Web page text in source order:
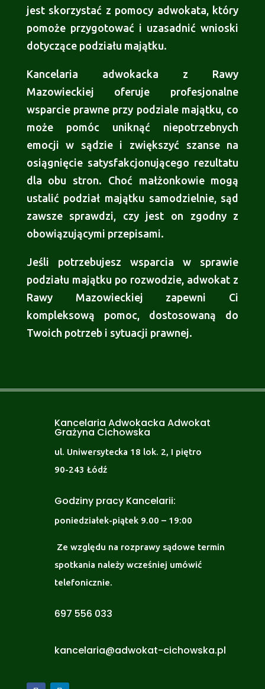
jest skorzystać z pomocy adwokata, który
pomoże przygotować i uzasadnić wnioski
dotyczące podziału majątku.
Kancelaria adwokacka z Rawy
Mazowieckiej oferuje profesjonalne
wsparcie prawne przy podziale majątku, co
może pomóc uniknąć niepotrzebnych
emocji w sądzie i zwiększyć szanse na
osiągnięcie satysfakcjonującego rezultatu
dla obu stron. Choć małżonkowie mogą
ustalić podział majątku samodzielnie, sąd
zawsze sprawdzi, czy jest on zgodny z
obowiązującymi przepisami.
Jeśli potrzebujesz wsparcia w sprawie
podziału majątku po rozwodzie, adwokat z
Rawy Mazowieckiej zapewni Ci
kompleksową pomoc, dostosowaną do
Twoich potrzeb i sytuacji prawnej.
Kancelaria Adwokacka Adwokat
Grażyna Cichowska
ul. Uniwersytecka 18 lok. 2, I piętro
90-243 Łódź
Godziny pracy Kancelarii:
poniedziałek-piątek 9.00 – 19:00
Ze względu na rozprawy sądowe termin
spotkania należy wcześniej umówić
telefonicznie.
697 556 033
kancelaria@adwokat-cichowska.pl